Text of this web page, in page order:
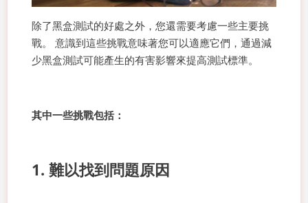
除了黑盒測試的好處之外，您還需要考慮一些主要挑
戰。 意識到這些挑戰意味著您可以適應它們，通過減
少黑盒測試可能產生的有害影響來提高測試標準。
其中一些挑戰包括：
1. 難以找到問題原因